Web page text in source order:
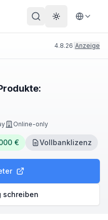
Theme
4.8.26 Anzeige
Online-only
€ Vollbanklizenz
schreiben